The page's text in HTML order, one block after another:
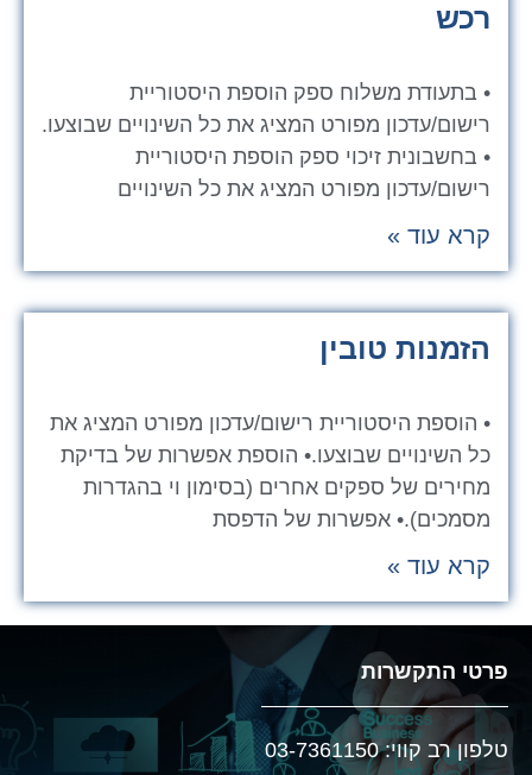
רכש
• בתעודת משלוח ספק הוספת היסטוריית
רישום/עדכון מפורט המציג את כל השינויים שבוצעו.
• בחשבונית זיכוי ספק הוספת היסטוריית
רישום/עדכון מפורט המציג את כל השינויים
קרא עוד »
הזמנות טובין
• הוספת היסטוריית רישום/עדכון מפורט המציג את
כל השינויים שבוצעו.• הוספת אפשרות של בדיקת
מחירים של ספקים אחרים (בסימון וי בהגדרות
מסמכים).• אפשרות של הדפסת
קרא עוד »
פרטי התקשרות
טלפון רב קווי: 03-7361150